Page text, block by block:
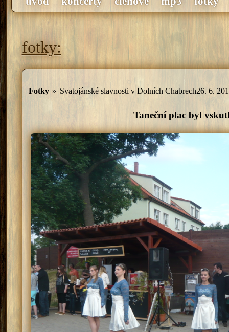
fotky:
Fotky » Svatojánské slavnosti v Dolních Chabrech26. 6.
Taneční plac byl